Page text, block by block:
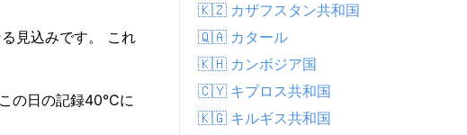
見込みです。 これ
の日の記録40°Cに
🇰🇿 カザフスタン共和国
🇶🇦 カタール
🇰🇭 カンボジア国
🇨🇾 キプロス共和国
🇰🇬 キルギス共和国